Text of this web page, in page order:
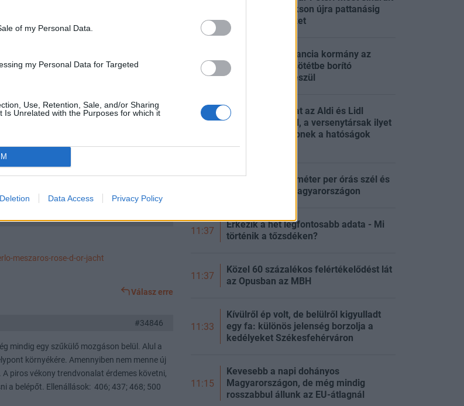
of my Personal Data.
my Personal Data for Targeted
Use, Retention, Sale, and/or Sharing
Is Unrelated with the Purposes for which it
Data Access Privacy Policy
kormend-koszeg-meszaros-szijj-1700-
tokeprogram-jellinek-meszaros-tiborcz-
#34847
meszaros-rose-d-or-jacht
Válasz erre
#34846
mindig egy szűkülő mozgáson belül. Alul a
környékére. Amennyiben nem menne új
piros vékony trendvonalat érdemes követni,
a belépőt. Ellenállások: 406; 437; 468; 500
a veszély, de Pakson újra pattanásig
feszülhet a helyzet
12:22
Kiszivárgott: a francia kormány az
egész országot sötétbe borító
áramszünetre készül
Különös gyakorlat az Aldi és Lidl
terjeszkedésénél, a versenytársak ilyet
nem tehettek, lépnek a hatóságok
Londonban
Vigyázat, 90 kilométer per órás szél és
jégeső csap le Magyarországon
11:37
Érkezik a hét legfontosabb adata - Mi
történik a tőzsdéken?
11:37
Közel 60 százalékos felértékelődést lát
az Opusban az MBH
11:33
Kívülről ép volt, de belülről kigyulladt
egy fa: különös jelenség borzolja a
kedélyeket Székesfehérváron
11:15
Kevesebb a napi dohányos
Magyarországon, de még mindig
rosszabbul állunk az EU-átlagnál